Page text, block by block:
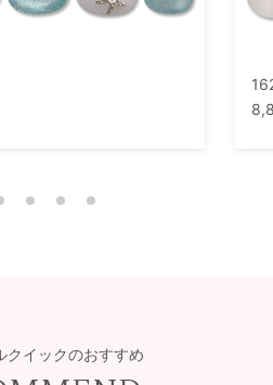
クイックのおすすめ